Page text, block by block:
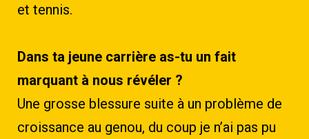
et tennis.
Dans ta jeune carrière as-tu un fait
marquant à nous révéler ?
Une grosse blessure suite à un problème de
croissance au genou, du coup je n’ai pas pu